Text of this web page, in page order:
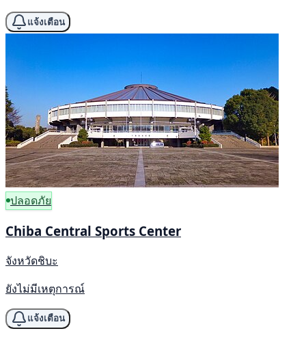
แจ้งเตือน
ปลอดภัย
Chiba Central Sports Center
จังหวัดชิบะ
ยังไม่มีเหตุการณ์
แจ้งเตือน